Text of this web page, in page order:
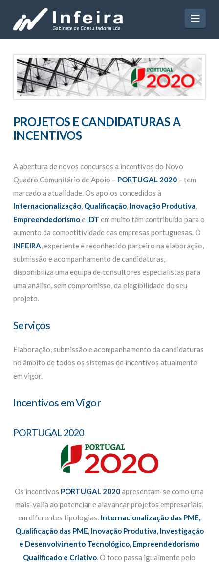
PROJETOS E CANDIDATURAS A
INCENTIVOS
A abertura de novos concursos a incentivos do Novo
Quadro Comunitário de Apoio – PORTUGAL 2020– tem
marcado a atualidade. Os apoios concedidos à
Internacionalização, Qualificação, Inovação Produtiva,
Empreendedorismoe IDT em muito têm contribuído para o
aumento da competitividade das empresas portuguesas. O
INFEIRA, experiente e reconhecido parceiro na elaboração,
submissão e acompanhamento de candidaturas,
disponibiliza uma equipa de consultores especialistas para
uma análise, sem compromisso, da elegibilidade do seu
projeto.
Serviços
Elaboração, submissão e acompanhamento da candidaturas
no âmbito de todos os sistemas de incentivos atualmente
em vigor.
Incentivos em Vigor
PORTUGAL 2020
Os incentivos PORTUGAL 2020apresentam-se como uma
mais-valia ao potenciar e alavancar projetos empresariais,
em diferentes tipologias: Internacionalização das PME,
Qualificação das PME, Inovação Produtiva, Investigação
e Desenvolvimento Tecnológico, Empreendedorismo
Qualificado e Criativo. O foco passa igualmente pelo